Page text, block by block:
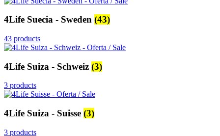
4Life Suecia - Sweden (43)
43 products
4Life Suiza - Schweiz (3)
3 products
4Life Suiza - Suisse (3)
3 products